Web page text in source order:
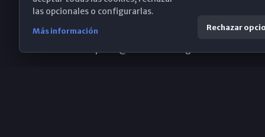
(+34) 952 224 386
las opcionales o configurarlas.
Más información Rechazar